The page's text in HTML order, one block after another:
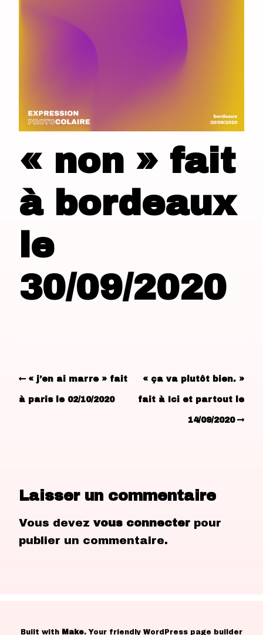
« non » fait
à bordeaux
le
30/09/2020
« j’en ai marre » fait
à paris le 02/10/2020
« ça va plutôt bien. »
fait à Ici et partout le
14/09/2020
Laisser un commentaire
Vous devez vous connecter pour
publier un commentaire.
Built with Make. Your friendly WordPress page builder